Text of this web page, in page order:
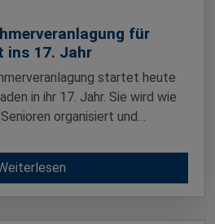
für
ins 17. Jahr
startet heute
in ihr 17. Jahr. Sie wird wie
organisiert und…